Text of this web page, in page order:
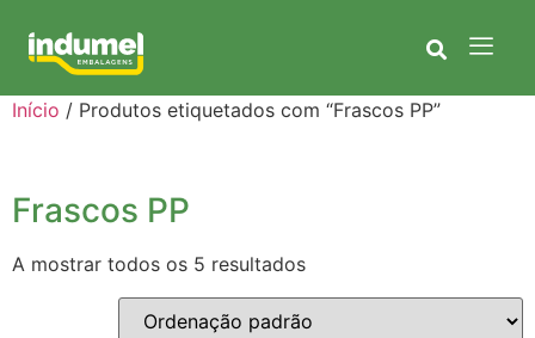
Início / Produtos etiquetados com “Frascos PP”
Frascos PP
A mostrar todos os 5 resultados